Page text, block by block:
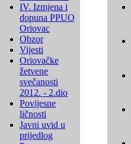
IV. Izmjena i
dopuna PPUO
Oriovac
Obzor
Vijesti
Oriovačke
žetvene
svečanosti
2012. - 2.dio
Povijesne
ličnosti
Javni uvid u
prijedlog